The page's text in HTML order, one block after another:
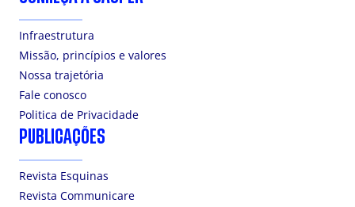
Infraestrutura
Missão, princípios e valores
Nossa trajetória
Fale conosco
Politica de Privacidade
PUBLICAÇÕES
Revista Esquinas
Revista Communicare